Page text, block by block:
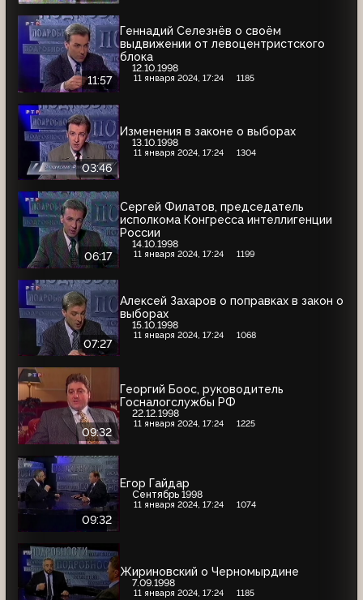
11:57
Геннадий Селезнёв о своём
выдвижении от левоцентристского
блока
12.10.1998
11 января 2024, 17:24 1185
03:46
Изменения в законе о выборах
13.10.1998
11 января 2024, 17:24 1304
06:17
Сергей Филатов, председатель
исполкома Конгресса интеллигенции
России
14.10.1998
11 января 2024, 17:24 1199
07:27
Алексей Захаров о поправках в закон о
выборах
15.10.1998
11 января 2024, 17:24 1068
09:32
Георгий Боос, руководитель
Госналогслужбы РФ
22.12.1998
11 января 2024, 17:24 1225
09:32
Егор Гайдар
Сентябрь 1998
11 января 2024, 17:24 1074
Жириновский о Черномырдине
7.09.1998
11 января 2024, 17:24 1185